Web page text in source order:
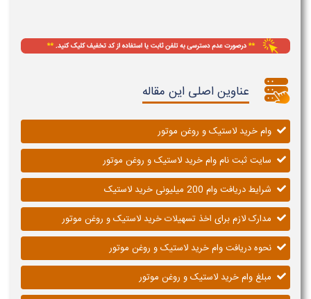
عناوین اصلی این مقاله
وام خرید لاستیک و روغن موتور
سایت ثبت نام وام خرید لاستیک و روغن موتور
شرایط دریافت وام 200 میلیونی خرید لاستیک
مدارک لازم برای اخذ تسهیلات خرید لاستیک و روغن موتور
نحوه دریافت وام خرید لاستیک و روغن موتور
مبلغ وام خرید لاستیک و روغن موتور